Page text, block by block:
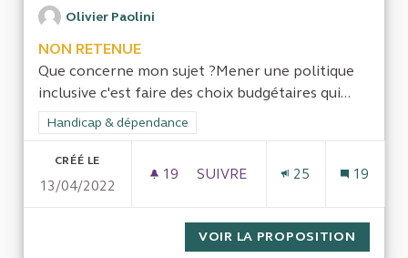
Olivier Paolini
NON RETENUE
Que concerne mon sujet ?Mener une politique
inclusive c'est faire des choix budgétaires qui...
Filtrer les résultats de la catégorie : Handicap & dépendance
Handicap & dépendance
CRÉÉ LE
13/04/2022
19 19 ABONNÉS
SUIVRE
25 19
VOIR LA PROPOSITION